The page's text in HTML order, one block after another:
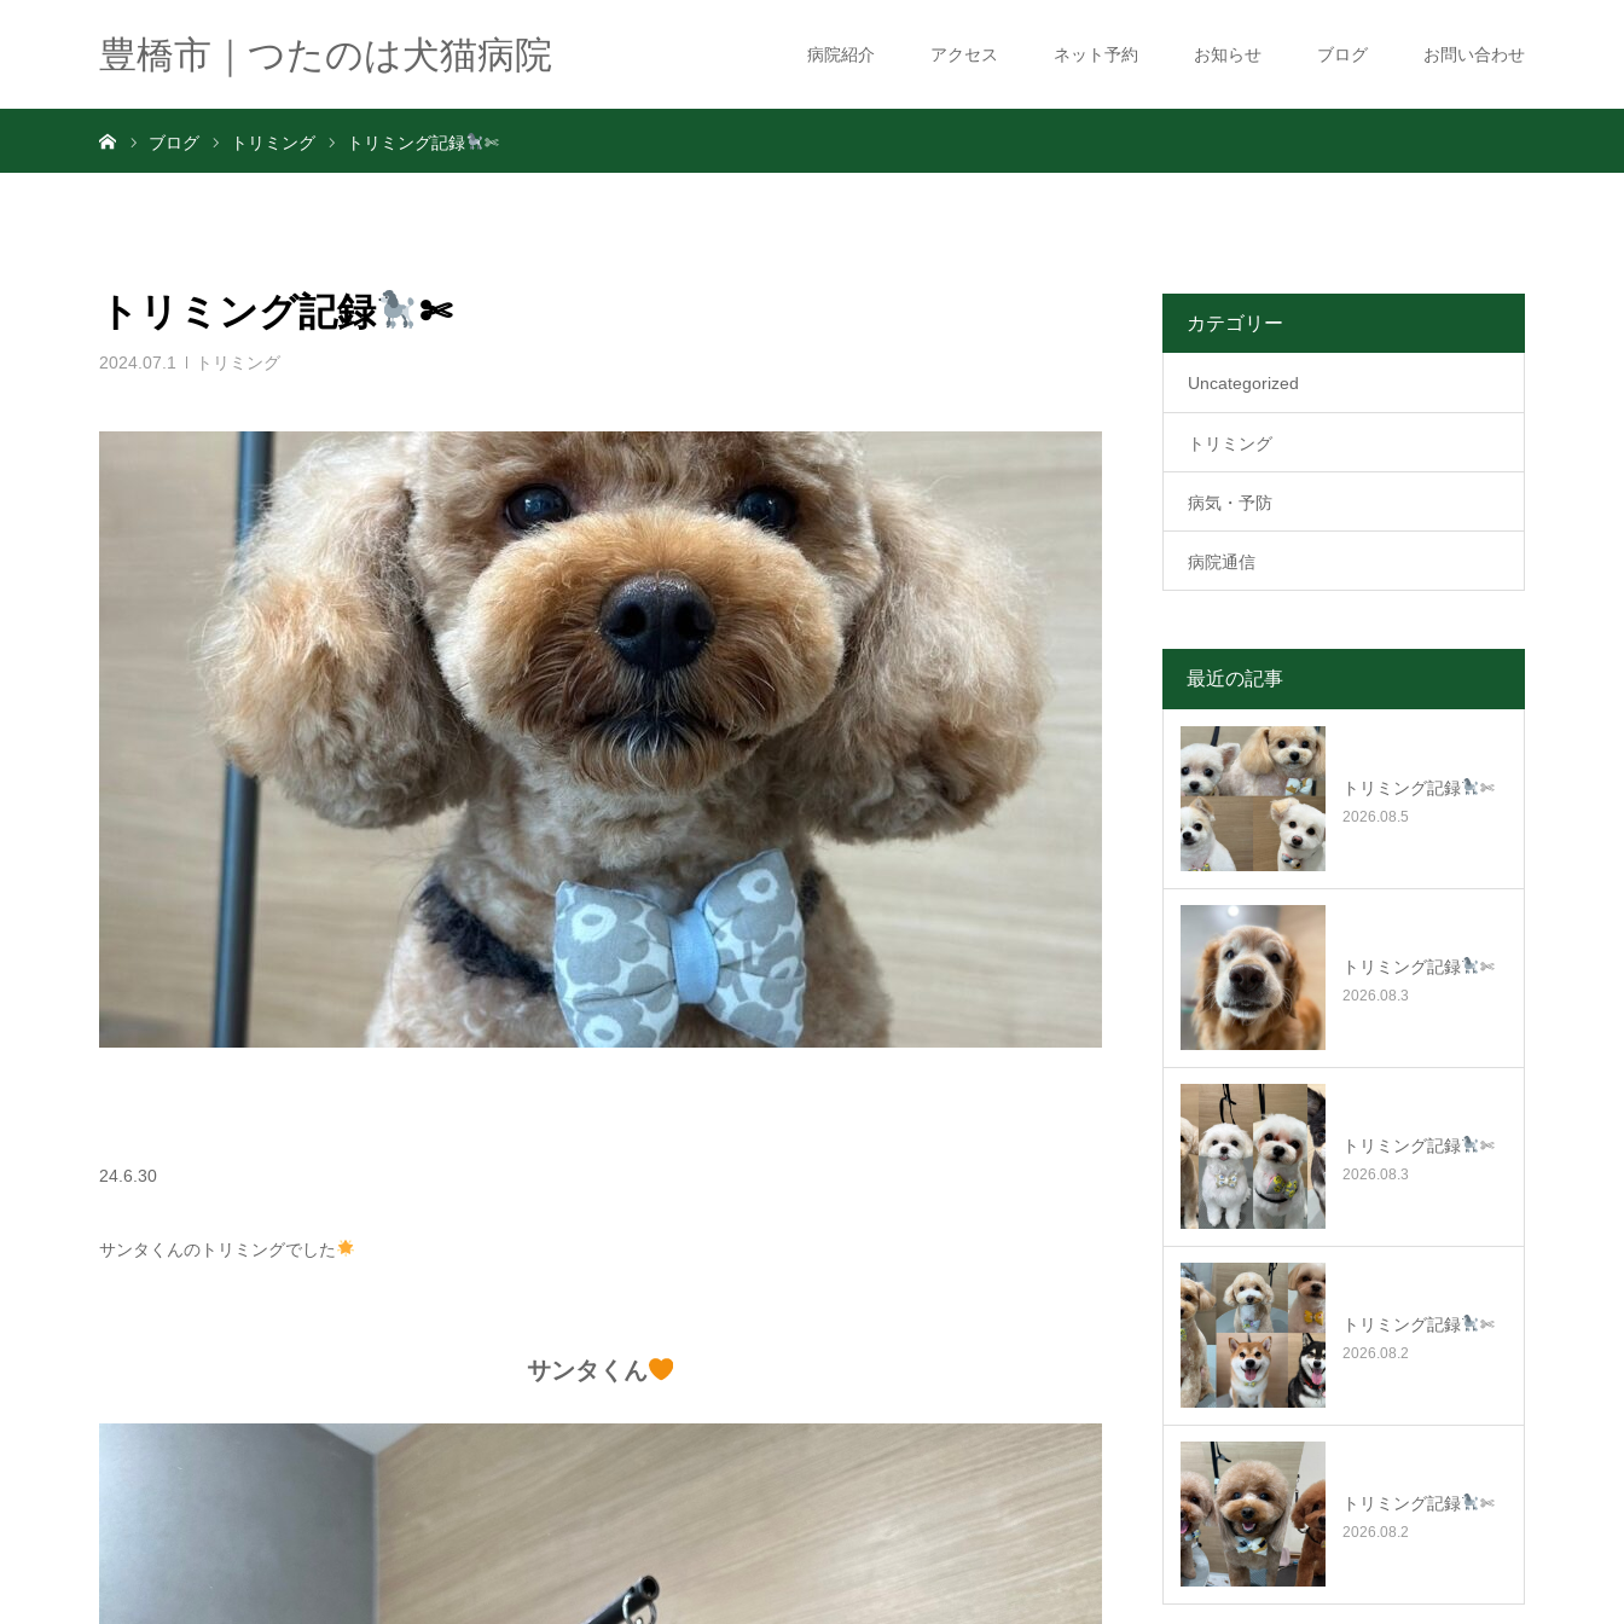
豊橋市｜つたのは犬猫病院 病院紹介 アクセス ネット予約 お知らせ ブログ お問い合わせ
ブログ トリミング トリミング記録 ✄
トリミング記録 ✄
2024.07.1 トリミング
24.6.30
サンタくんのトリミングでした
サンタくん
カテゴリー
Uncategorized
トリミング
病気・予防
病院通信
最近の記事
トリミング記録 ✄
2026.08.5
トリミング記録 ✄
2026.08.3
トリミング記録 ✄
2026.08.3
トリミング記録 ✄
2026.08.2
トリミング記録 ✄
2026.08.2